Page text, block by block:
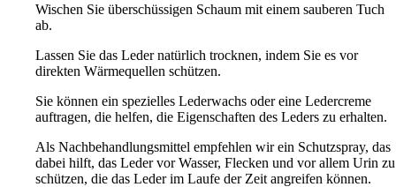
Wischen Sie überschüssigen Schaum mit einem sauberen Tuch
ab.
Lassen Sie das Leder natürlich trocknen, indem Sie es vor
direkten Wärmequellen schützen.
Sie können ein spezielles Lederwachs oder eine Ledercreme
auftragen, die helfen, die Eigenschaften des Leders zu erhalten.
Als Nachbehandlungsmittel empfehlen wir ein Schutzspray, das
dabei hilft, das Leder vor Wasser, Flecken und vor allem Urin zu
schützen, die das Leder im Laufe der Zeit angreifen können.